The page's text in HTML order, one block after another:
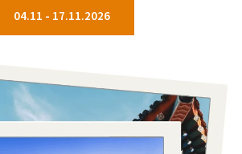
04.11 - 17.11.2026